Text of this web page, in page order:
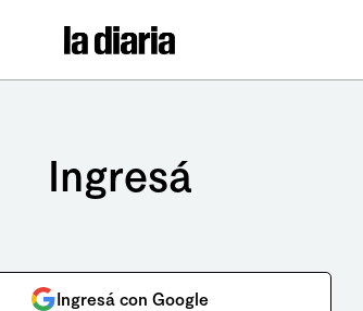
Ingresá
Ingresá con Google